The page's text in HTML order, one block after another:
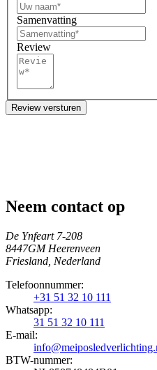
Samenvatting
Review
Review versturen
Neem contact op
De Ynfeart 7-208
8447GM Heerenveen
Friesland, Nederland
Telefoonnummer:
+31 51 32 10 111
Whatsapp:
31 51 32 10 111
E-mail:
BTW-nummer: